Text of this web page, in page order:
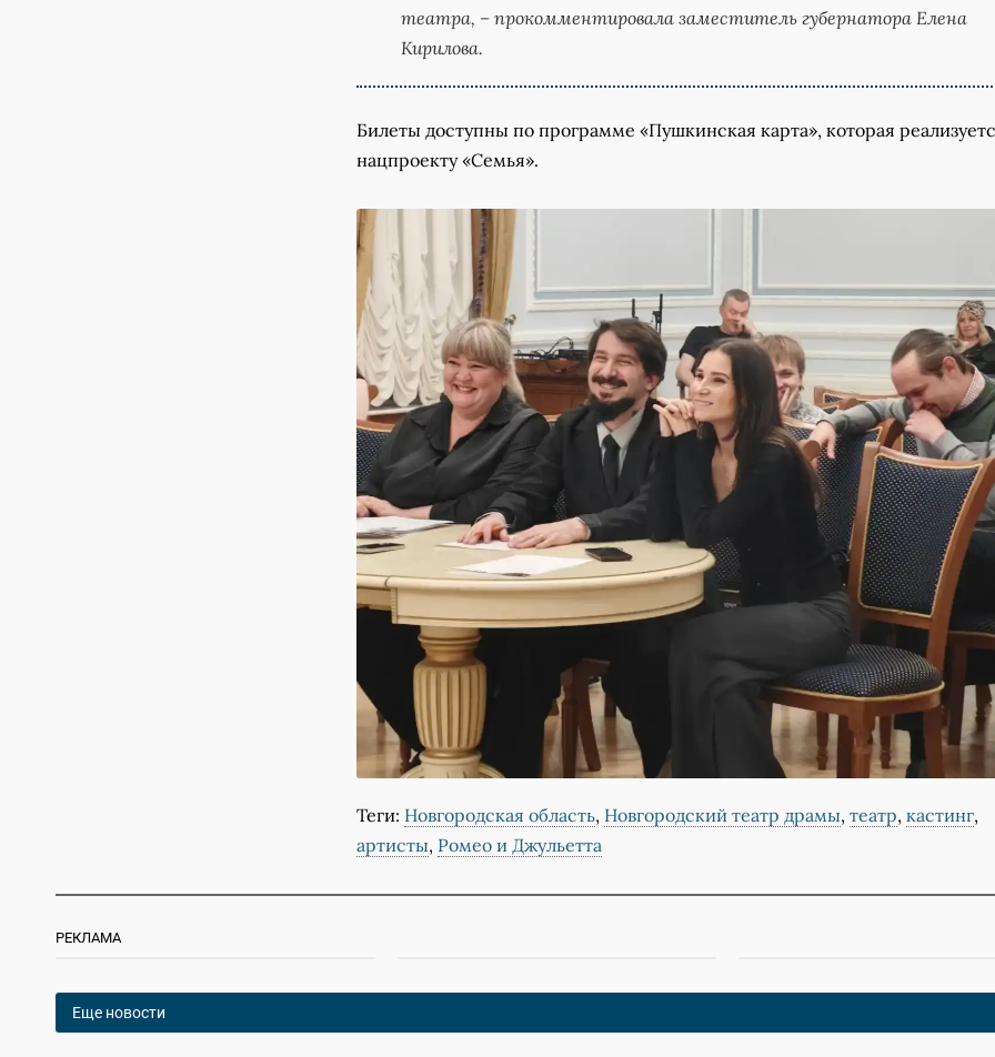
театра, – прокомментировала заместитель губернатора Елена
Кирилова.
Билеты доступны по программе «Пушкинская карта», которая
нацпроекту «Семья».
Теги: Новгородская область, Новгородский театр драмы, театр, кастинг,
артисты, Ромео и Джульетта
РЕКЛАМА
Еще новости